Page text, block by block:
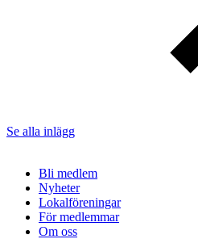
Se alla inlägg
Bli medlem
Nyheter
Lokalföreningar
För medlemmar
Om oss